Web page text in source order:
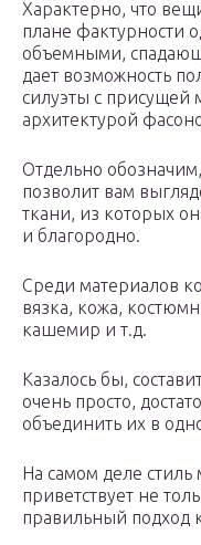
Характерно, что
плане фактурности
объемными,
дает возможность
силуэты с присущей
архитектурой
Отдельно
позволит вам
ткани, из которых
и благородно.
Среди материалов
вязка, кожа,
кашемир и т.д.
Казалось бы,
очень просто,
объединить их в
На самом деле
приветствует не
правильный